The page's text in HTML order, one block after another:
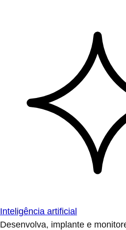
Inteligência artificial
Desenvolva, implante e